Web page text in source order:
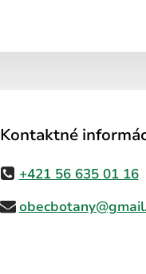
Kontaktné
+421 56 635 01 16